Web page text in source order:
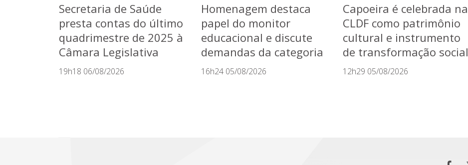
Secretaria de Saúde
presta contas do último
quadrimestre de 2025 à
Câmara Legislativa
19h18 06/08/2026
Homenagem destaca
papel do monitor
educacional e discute
demandas da categoria
16h24 05/08/2026
Capoeira é celebrada na
CLDF como patrimônio
cultural e instrumento
de transformação social
12h29 05/08/2026